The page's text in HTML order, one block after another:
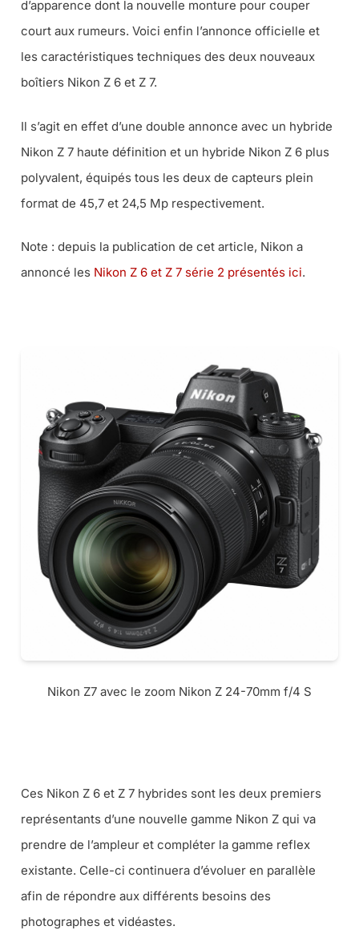
d’apparence dont la nouvelle monture pour couper
court aux rumeurs. Voici enfin l’annonce officielle et
les caractéristiques techniques des deux nouveaux
boîtiers Nikon Z 6 et Z 7.
Il s’agit en effet d’une double annonce avec un hybride
Nikon Z 7 haute définition et un hybride Nikon Z 6 plus
polyvalent, équipés tous les deux de capteurs plein
format de 45,7 et 24,5 Mp respectivement.
Note : depuis la publication de cet article, Nikon a
annoncé les Nikon Z 6 et Z 7 série 2 présentés ici.
Nikon Z7 avec le zoom Nikon Z 24-70mm f/4 S
Ces Nikon Z 6 et Z 7 hybrides sont les deux premiers
représentants d’une nouvelle gamme Nikon Z qui va
prendre de l’ampleur et compléter la gamme reflex
existante. Celle-ci continuera d’évoluer en parallèle
afin de répondre aux différents besoins des
photographes et vidéastes.